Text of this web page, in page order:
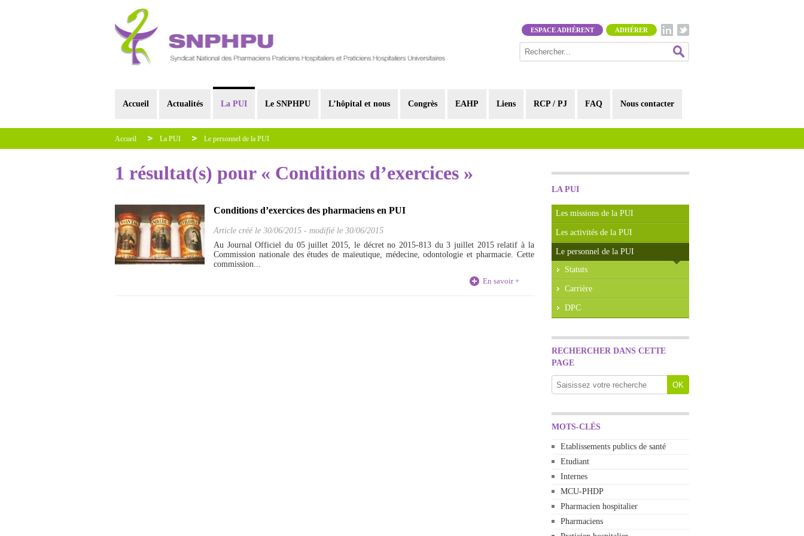
ADHÉRER
ESPACE ADHÉRENT
Accueil Actualités La PUI Le SNPHPU L’hôpital et nous Congrès EAHP Liens RCP / PJ FAQ Nous contacter
Accueil La PUI Le personnel de la PUI
LA PUI
Les missions de la PUI
Les activités de la PUI
Le personnel de la PUI
Statuts
Carrière
DPC
RECHERCHER DANS CETTE
PAGE
MOTS-CLÉS
Etablissements publics de santé
Etudiant
Internes
MCU-PHDP
Pharmacien hospitalier
Pharmaciens
1 résultat(s) pour « Conditions d’exercices »
Conditions d’exercices des pharmaciens en PUI
Article créé le 30/06/2015 - modifié le 30/06/2015
Au Journal Officiel du 05 juillet 2015, le décret no 2015-813 du 3 juillet 2015 relatif à la
Commission nationale des études de maïeutique, médecine, odontologie et pharmacie. Cette
commission...
En savoir +